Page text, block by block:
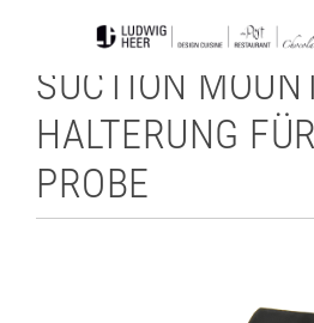
SUCTION MOUNT
HALTERUNG
PROBE